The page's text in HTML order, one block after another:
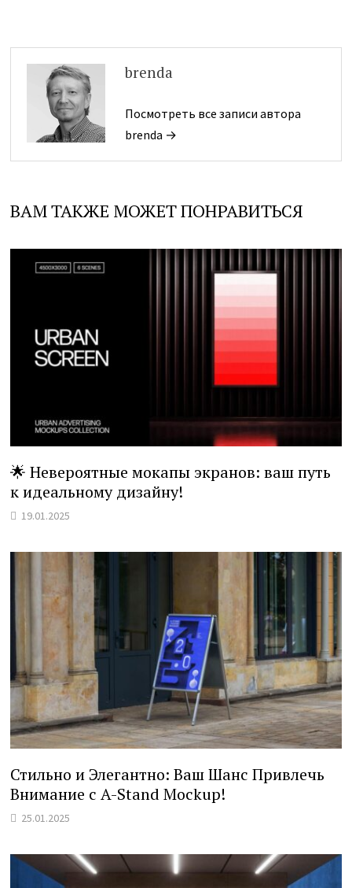
brenda
Посмотреть все записи автора
brenda →
ВАМ ТАКЖЕ МОЖЕТ ПОНРАВИТЬСЯ
🌟 Невероятные мокапы экранов: ваш путь
к идеальному дизайну!
19.01.2025
Стильно и Элегантно: Ваш Шанс Привлечь
Внимание с A-Stand Mockup!
25.01.2025